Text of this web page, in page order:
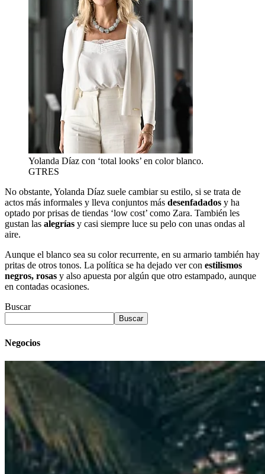
Yolanda Díaz con ‘total looks’ en color blanco.
GTRES
No obstante, Yolanda Díaz suele cambiar su estilo, si se trata de
actos más informales y lleva conjuntos más desenfadados y ha
optado por prisas de tiendas ‘low cost’ como Zara. También les
gustan las alegrías y casi siempre luce su pelo con unas ondas al
aire.
Aunque el blanco sea su color recurrente, en su armario también hay
pritas de otros tonos. La política se ha dejado ver con estilismos
negros, rosas y also apuesta por algún que otro estampado, aunque
en contadas ocasiones.
Buscar
Buscar
Negocios